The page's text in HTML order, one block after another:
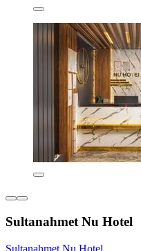
Sultanahmet Nu Hotel
Sultanahmet Nu Hotel